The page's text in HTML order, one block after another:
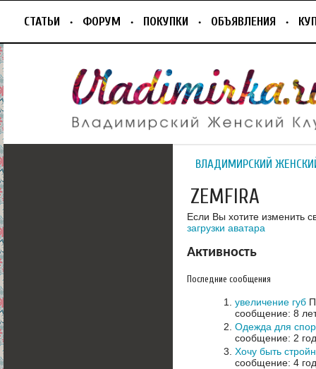
СТАТЬИ ФОРУМ ПОКУПКИ ОБЪЯВЛЕНИЯ
ВЛАДИМИРСКИЙ
ZEMFIRA
Если Вы хотите изменить
загрузки аватара
Активность
Последние сообщения
увеличение губ
сообщение: 8
Одежда для
сообщение: 2
Хочу быть
сообщение: 4